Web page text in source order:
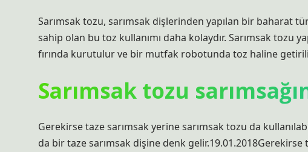
Sarımsak tozu, sarımsak dişlerinden yapılan bir baharat
sahip olan bu toz kullanımı daha kolaydır. Sarımsak tozu
fırında kurutulur ve bir mutfak robotunda toz haline
Sarımsak tozu
Gerekirse taze sarımsak yerine sarımsak tozu da
da bir taze sarımsak dişine denk